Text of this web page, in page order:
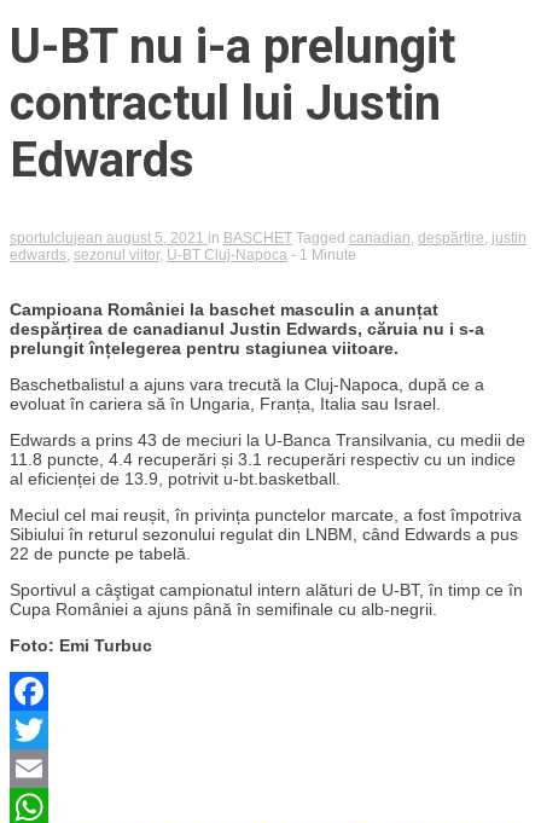
U-BT nu i-a prelungit
contractul lui Justin
Edwards
sportulclujean august 5, 2021 in BASCHET Tagged canadian despărțire justin
edwards sezonul viitor, U-BT Cluj-Napoca - 1 Minute
Campioana României la baschet masculin a anunțat
despărțirea de canadianul Justin Edwards, căruia nu i s-a
prelungit înțelegerea pentru stagiunea viitoare.
Baschetbalistul a ajuns vara trecută la Cluj-Napoca, după ce a
evoluat în cariera să în Ungaria, Franța, Italia sau Israel.
Edwards a prins 43 de meciuri la U-Banca Transilvania, cu medii de
11.8 puncte, 4.4 recuperări și 3.1 recuperări respectiv cu un indice
al eficienței de 13.9, potrivit u-bt.basketball.
Meciul cel mai reușit, în privința punctelor marcate, a fost împotriva
Sibiului în returul sezonului regulat din LNBM, când Edwards a pus
22 de puncte pe tabelă.
Sportivul a câştigat campionatul intern alături de U-BT, în timp ce în
Cupa României a ajuns până în semifinale cu alb-negrii.
Foto: Emi Turbuc
Facebook
Twitter
Email